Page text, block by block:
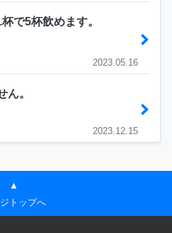
で5杯飲めます。
2023.05.16
ん。
2023.12.15
▲
トップへ